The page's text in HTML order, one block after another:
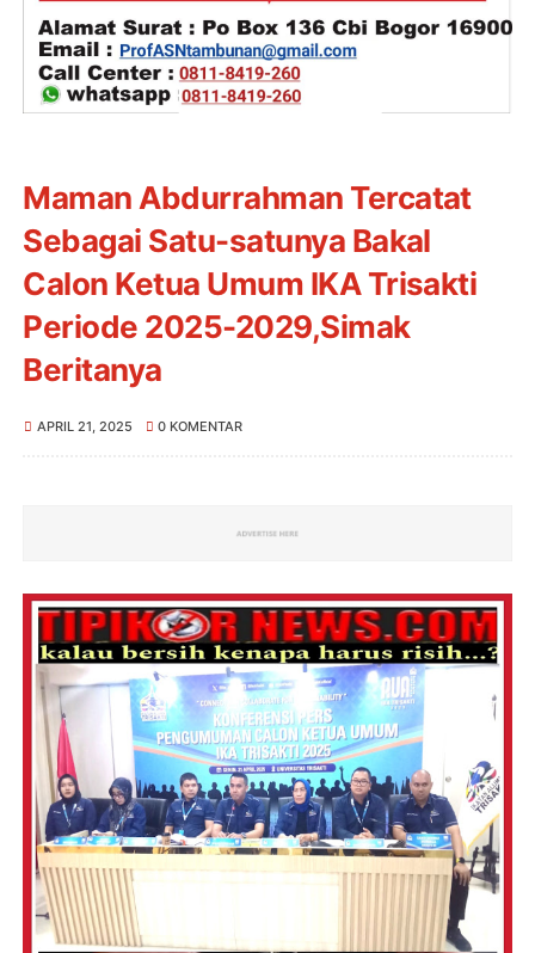
Maman Abdurrahman Tercatat
Sebagai Satu-satunya Bakal
Calon Ketua Umum IKA Trisakti
Periode 2025-2029,Simak
Beritanya
APRIL 21, 2025 0 KOMENTAR